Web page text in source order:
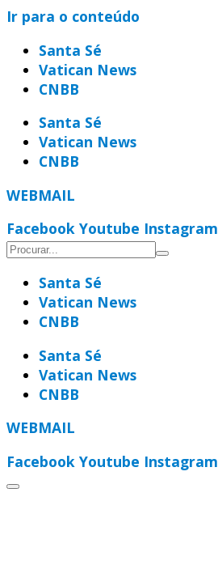
Ir para o conteúdo
Santa Sé
Vatican News
CNBB
Santa Sé
Vatican News
CNBB
WEBMAIL
Facebook Youtube Instagram
Santa Sé
Vatican News
CNBB
Santa Sé
Vatican News
CNBB
WEBMAIL
Facebook Youtube Instagram